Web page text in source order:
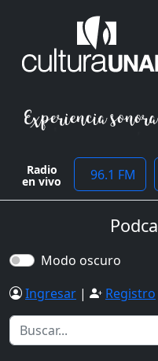
Radio
en vivo 96.1 FM
Modo oscuro
Ingresar | Registro